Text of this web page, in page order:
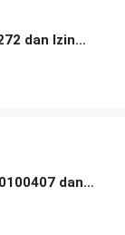
dan Izin
dan